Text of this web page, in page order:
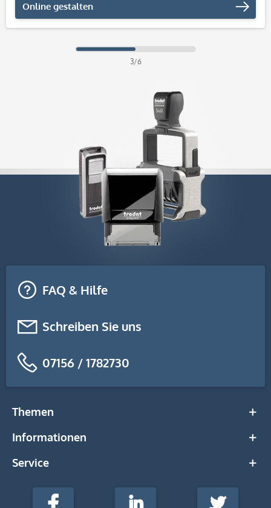
Online gestalten
3/6
FAQ & Hilfe
Schreiben Sie uns
07156 / 1782730
Themen
Informationen
Service
stempel-